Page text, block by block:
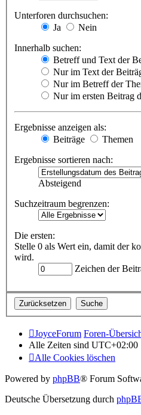
Unterforen durchsuchen:
Ja
Nein
Innerhalb suchen:
Betreff und Text der
Nur im Text der
Nur im Betreff der
Nur im ersten Beitrag
Ergebnisse anzeigen als:
Beiträge
Themen
Ergebnisse sortieren nach:
Absteigend
Suchzeitraum begrenzen:
Die ersten:
Stelle 0 als Wert ein, damit der
wird.
Zeichen der
JoyceForum Foren-
Alle Zeiten sind UTC+02:00
Alle Cookies löschen
Powered by phpBB® Forum
Deutsche Übersetzung durch